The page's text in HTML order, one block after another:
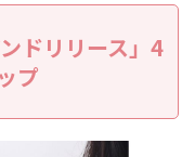
ドリリース」4
プ